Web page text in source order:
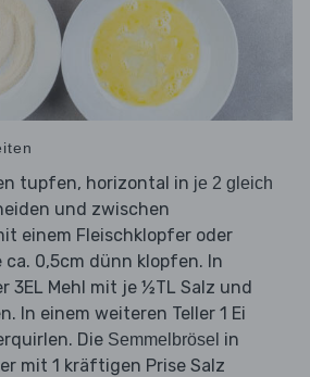
tupfen, horizontal in je 2 gleich
und zwischen
einem Fleischklopfer oder
0,5cm dünn klopfen. In
3EL Mehl mit je ½TL Salz und
In einem weiteren Teller 1 Ei
Die Semmelbrösel in
mit 1 kräftigen Prise Salz